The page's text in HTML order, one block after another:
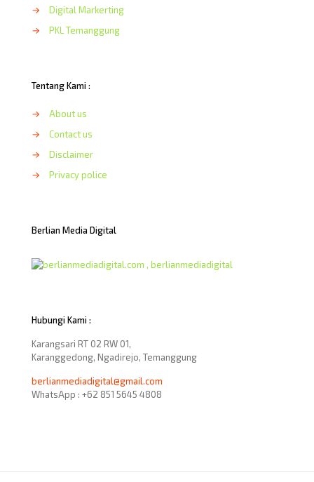
→
Digital Markerting
→
PKL Temanggung
Tentang Kami :
→
About us
→
Contact us
→
Disclaimer
→
Privacy police
Berlian Media Digital
Hubungi Kami :
Karangsari RT 02 RW 01,
Karanggedong, Ngadirejo, Temanggung
berlianmediadigital@gmail.com
WhatsApp : +62 851 5645 4808